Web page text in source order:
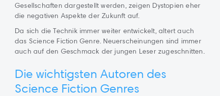
Gesellschaften dargestellt werden, zeigen Dystopien eher
die negativen Aspekte der Zukunft auf.
Da sich die Technik immer weiter entwickelt, altert auch
das Science Fiction Genre. Neuerscheinungen sind immer
auch auf den Geschmack der jungen Leser zugeschnitten.
Die wichtigsten Autoren des
Science Fiction Genres